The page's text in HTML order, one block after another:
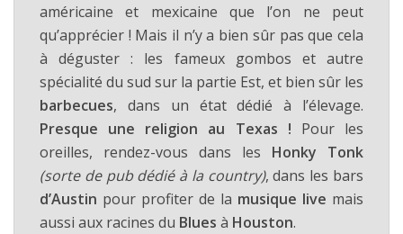
américaine et mexicaine que l’on ne peut
qu’apprécier ! Mais il n’y a bien sûr pas que cela
à déguster : les fameux gombos et autre
spécialité du sud sur la partie Est, et bien sûr les
barbecues, dans un état dédié à l’élevage.
Presque une religion au Texas ! Pour les
oreilles, rendez-vous dans les Honky Tonk
(sorte de pub dédié à la country), dans les bars
d’Austin pour profiter de la musique live mais
aussi aux racines du Blues à Houston.